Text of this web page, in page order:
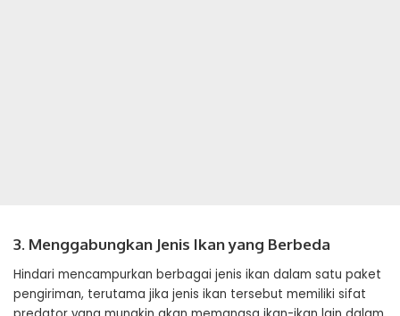
3. Menggabungkan Jenis Ikan yang Berbeda
Hindari mencampurkan berbagai jenis ikan dalam satu paket
pengiriman, terutama jika jenis ikan tersebut memiliki sifat